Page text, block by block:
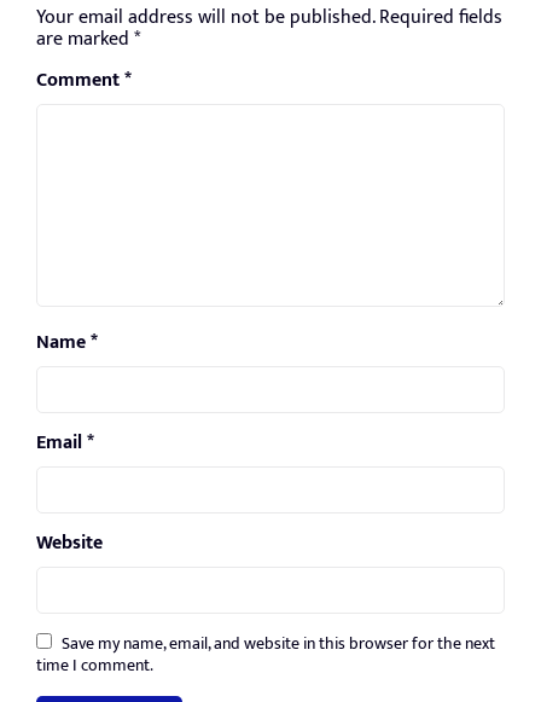
Your email address will not be published.Required fields
are marked*
Comment*
Name*
Email*
Website
Save my name, email, and website in this browser for the next
time I comment.